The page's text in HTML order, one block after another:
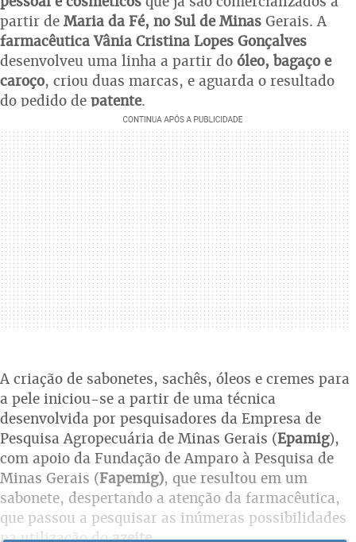
partir de Maria da Fé, no Sul de Minas Gerais. A
farmacêutica Vânia Cristina Lopes Gonçalves
desenvolveu uma linha a partir do óleo, bagaço e
caroço, criou duas marcas, e aguarda o resultado
do pedido de patente.
A criação de sabonetes, sachês, óleos e cremes para
a pele iniciou-se a partir de uma técnica
desenvolvida por pesquisadores da Empresa de
Pesquisa Agropecuária de Minas Gerais (Epamig),
com apoio da Fundação de Amparo à Pesquisa de
Minas Gerais (Fapemig), que resultou em um
sabonete, despertando a atenção da farmacêutica,
que passou a pesquisar as inúmeras possibilidades
na utilização doazeite.